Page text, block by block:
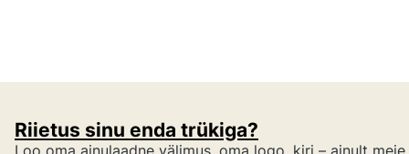
Riietus sinu enda trükiga?
Loo oma ainulaadne välimus, oma logo, kiri – ainult meie